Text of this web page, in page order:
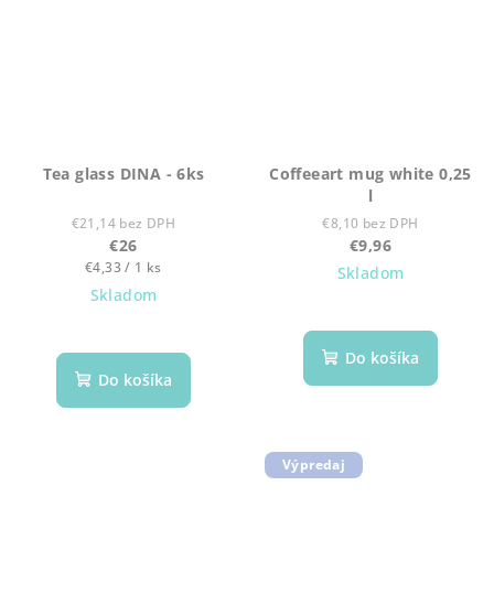
Tea glass DINA - 6ks
€21,14 bez DPH
€26
Jednotková
cena:
€4,33 / 1 ks
Skladom
Do košíka
Coffeeart mug white 0,25
l
€8,10 bez DPH
€9,96
Skladom
Do košíka
Výpredaj